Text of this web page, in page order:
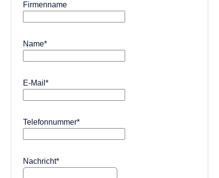
Firmenname
Name*
E-Mail *
Telefonnummer*
Nachricht*